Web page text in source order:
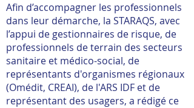
Afin d’accompagner les professionnels
dans leur démarche, la STARAQS, avec
l’appui de gestionnaires de risque, de
professionnels de terrain des secteurs
sanitaire et médico-social, de
représentants d'organismes régionaux
(Omédit, CREAI), de l'ARS IDF et de
représentant des usagers, a rédigé ce